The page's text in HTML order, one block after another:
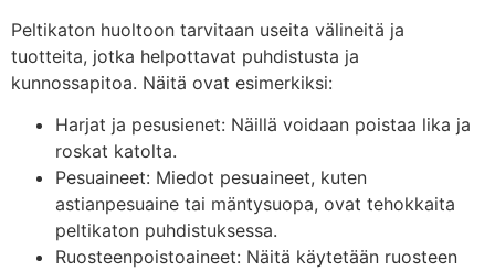
Peltikaton huoltoon tarvitaan useita välineitä ja
tuotteita, jotka helpottavat puhdistusta ja
kunnossapitoa. Näitä ovat esimerkiksi:
Harjat ja pesusienet: Näillä voidaan poistaa lika ja
roskat katolta.
Pesuaineet: Miedot pesuaineet, kuten
astianpesuaine tai mäntysuopa, ovat tehokkaita
peltikaton puhdistuksessa.
Ruosteenpoistoaineet: Näitä käytetään ruosteen